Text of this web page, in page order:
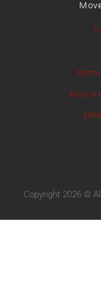
Rock &
Copyright 2026 ©